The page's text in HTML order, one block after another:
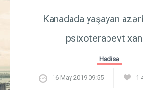
Kanadada yaşayan
psixoterapevt
Hadisə
16 May 2019 09:55 1